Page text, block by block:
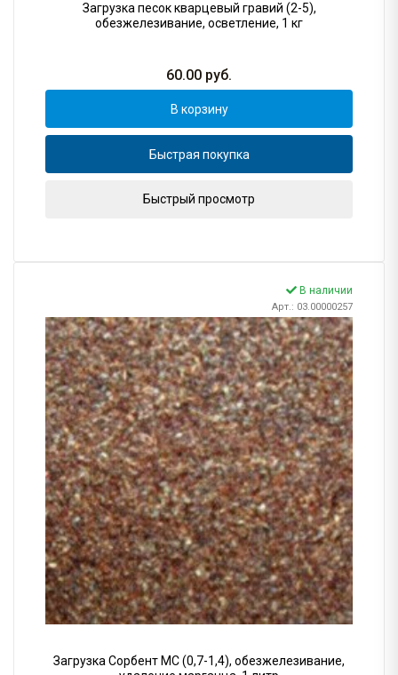
Загрузка песок кварцевый гравий (2-5),
обезжелезивание, осветление, 1 кг
60.00 руб.
В корзину
Быстрая покупка
Быстрый просмотр
В наличии
Арт.: 03.00000257
Загрузка Сорбент МС (0,7-1,4), обезжелезивание,